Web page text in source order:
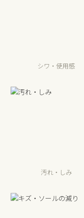
シワ・使用感
汚れ・しみ